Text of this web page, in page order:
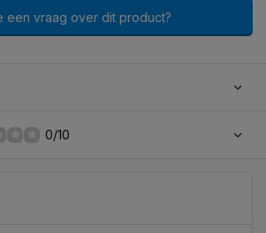
een vraag over dit product?
0/10